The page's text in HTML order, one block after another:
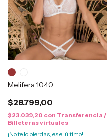
Melifera 1040
$28.799,00
$23.039,20 con Transferencia /
Billeteras virtuales
¡No te lo pierdas, es el último!